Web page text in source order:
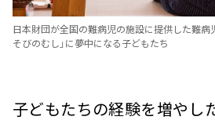
日本財団が全国の難病児の施設に提供した難病
そびのむし」に夢中になる子どもたち
子どもたちの経験を増やし